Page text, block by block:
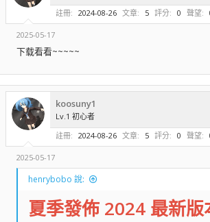
註冊
2024-08-26 文章 5 評分 0 聲望
2025-05-17
下载看看~~~~~
koosuny1
Lv.1 初心者
註冊
2024-08-26 文章 5 評分 0 聲望
2025-05-17
henrybobo 說:
夏季發佈 2024 最新版